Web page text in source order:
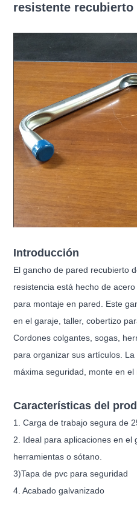
resistente recubierto
Introducción
El gancho de pared recubierto
resistencia está hecho de
para montaje en pared. Este
en el garaje, taller, cobertizo
Cordones colgantes, sogas,
para organizar sus artículos.
máxima seguridad, monte en el
Características del
1. Carga de trabajo segura de
2. Ideal para aplicaciones en el
herramientas o sótano.
3)Tapa de pvc para seguridad
4. Acabado galvanizado